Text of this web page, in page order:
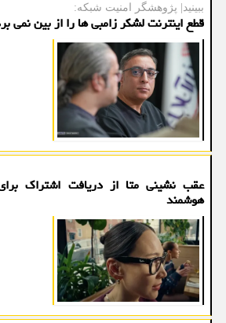
ببینید| پژوهشگر امنیت شبكه:
قطع اینترنت لشکر زامبی ها را از بین نمی
عقب نشینی متا از دریافت اشتراک
هوشمند